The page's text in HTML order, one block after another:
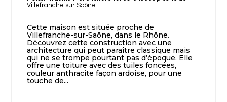
Villefranche sur Saône
Cette maison est située proche de
Villefranche-sur-Saône, dans le Rhône.
Découvrez cette construction avec une
architecture qui peut paraître classique mais
qui ne se trompe pourtant pas d’époque. Elle
offre une toiture avec des tuiles foncées,
couleur anthracite façon ardoise, pour une
touche de...